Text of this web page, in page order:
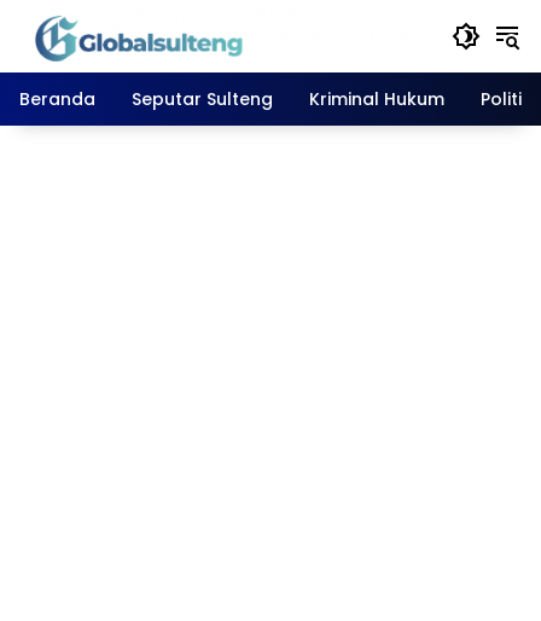
Langsung
konten
Beranda
Seputar Sulteng Kriminal Hukum Politik